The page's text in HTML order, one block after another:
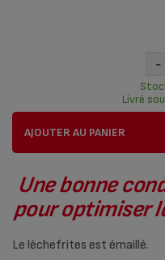
Une bonne
pour optimiser
Le lèchefrites est émaillé.
-
Livré
AJOUTER AU PANIER